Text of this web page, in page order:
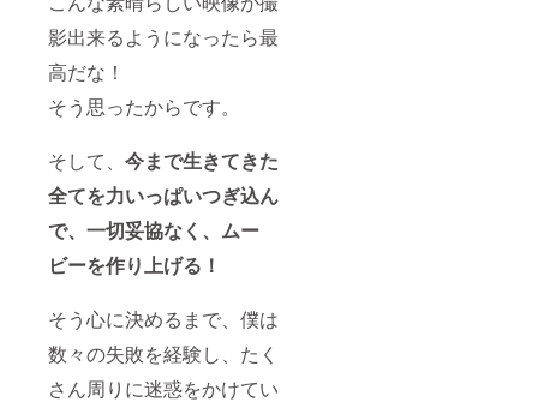
影出来るようになったら最
高だな！
そう思ったからです。
そして、 今まで生きてきた
全てを力いっぱいつぎ込ん
で、一切妥協なく、ムー
ビーを作り上げる！
そう心に決めるまで、僕は
数々の失敗を経験し、たく
さん周りに迷惑をかけてい